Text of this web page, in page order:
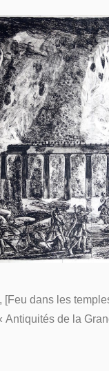
dans les
Antiquités de la